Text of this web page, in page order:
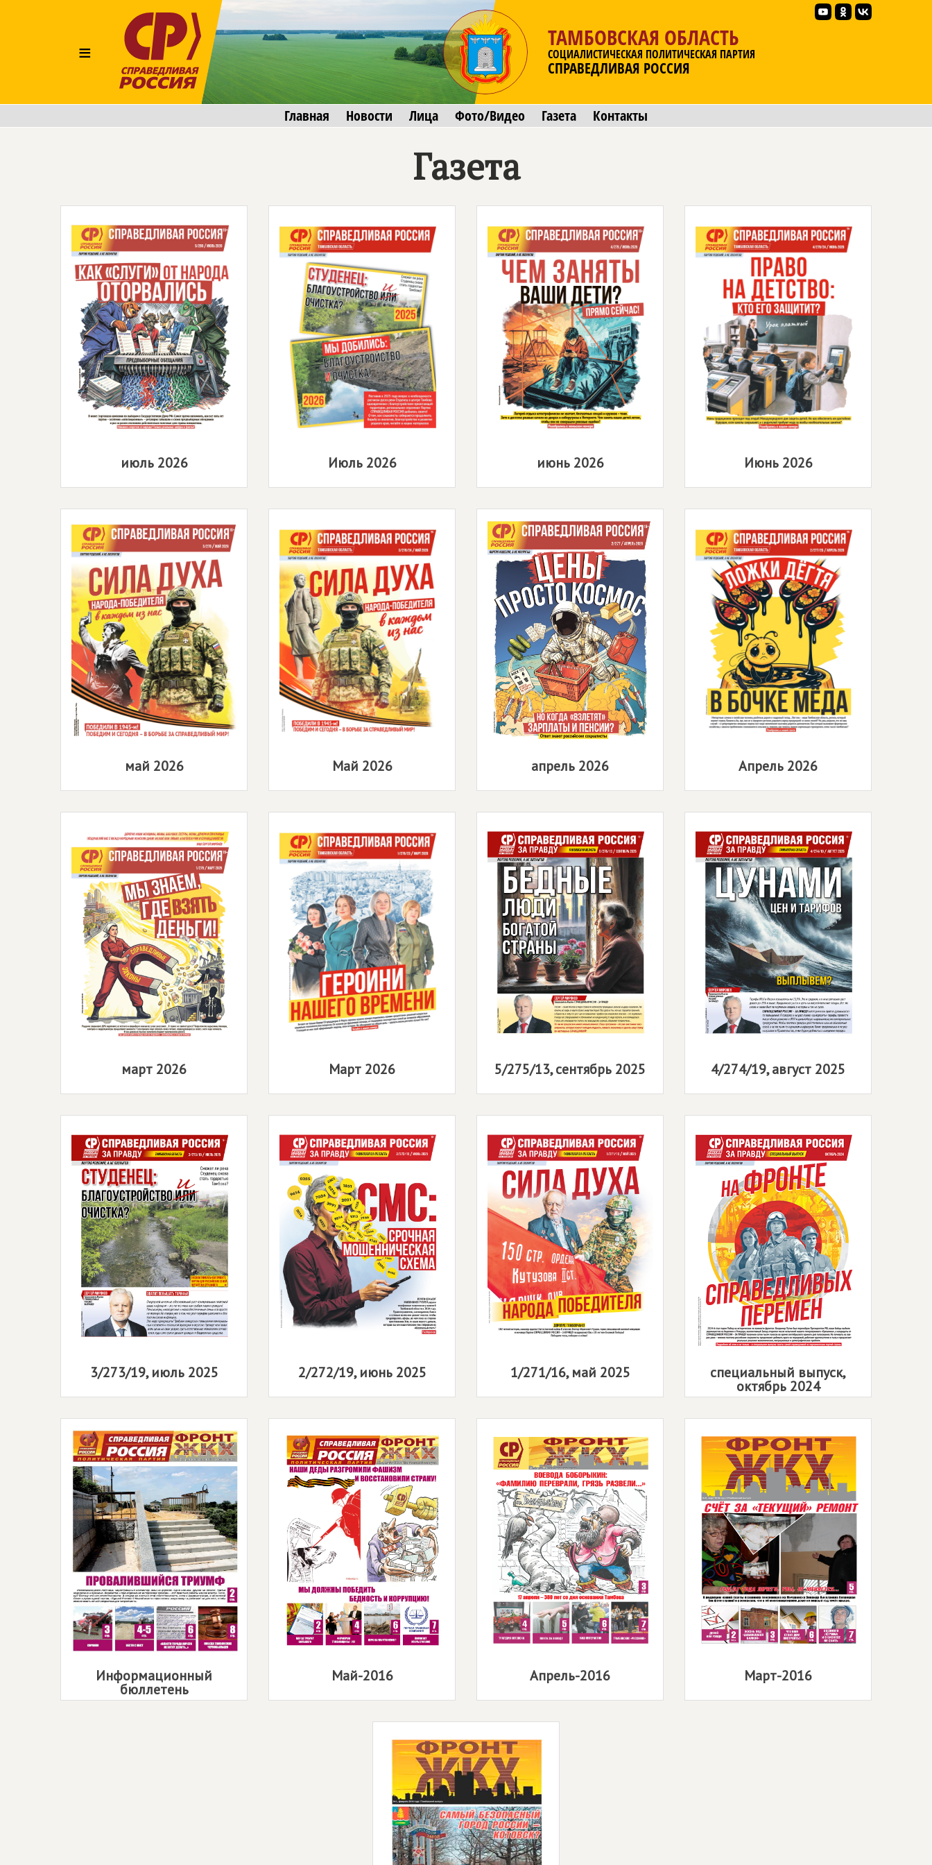
≡
ТАМБОВСКАЯ ОБЛАСТЬ
СОЦИАЛИСТИЧЕСКАЯ ПОЛИТИЧЕСКАЯ ПАРТИЯ
СПРАВЕДЛИВАЯ РОССИЯ
Главная Новости Лица Фото/Видео Газета Контакты
Газета
июль 2026 Июль 2026 июнь 2026 Июнь 2026
май 2026 Май 2026 апрель 2026 Апрель 2026
март 2026 Март 2026 5/275/13, сентябрь 2025 4/274/19, август 2025
3/273/19, июль 2025 2/272/19, июнь 2025 1/271/16, май 2025 специальный выпуск,
октябрь 2024
Информационный
бюллетень
Май-2016 Апрель-2016 Март-2016